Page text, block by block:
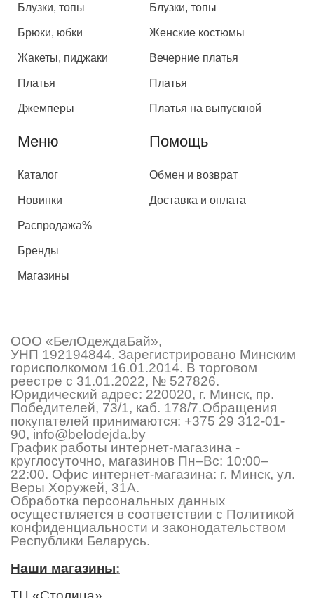
Блузки, топы
Брюки, юбки
Жакеты, пиджаки
Платья
Джемперы
Блузки, топы
Женские костюмы
Вечерние платья
Платья
Платья на выпускной
Меню
Каталог
Новинки
Распродажа%
Бренды
Магазины
Помощь
Обмен и возврат
Доставка и оплата
ООО «БелОдеждаБай»,
УНП 192194844. Зарегистрировано Минским
горисполкомом 16.01.2014. В торговом
реестре с 31.01.2022, № 527826.
Юридический адрес: 220020, г. Минск, пр.
Победителей, 73/1, каб. 178/7.Обращения
покупателей принимаются: +375 29 312-01-
90, info@belodejda.by
График работы интернет-магазина -
круглосуточно, магазинов Пн–Вс: 10:00–
22:00. Офис интернет-магазина: г. Минск, ул.
Веры Хоружей, 31А.
Обработка персональных данных
осуществляется в соответствии с Политикой
конфиденциальности и законодательством
Республики Беларусь.
Наши магазины: